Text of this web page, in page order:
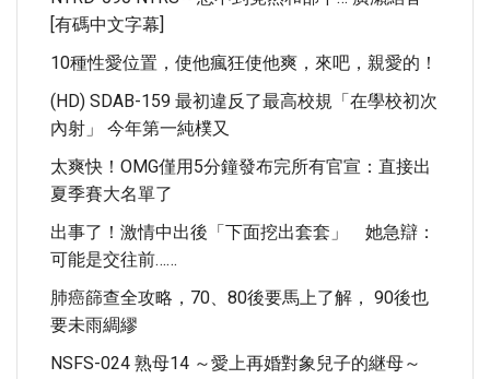
[有碼中文字幕]
10種性愛位置，使他瘋狂使他爽，來吧，親愛的！
(HD) SDAB-159 最初違反了最高校規「在學校初次
內射」 今年第一純樸又
太爽快！OMG僅用5分鐘發布完所有官宣：直接出
夏季賽大名單了
出事了！激情中出後「下面挖出套套」 她急辯：
可能是交往前……
肺癌篩查全攻略，70、80後要馬上了解， 90後也
要未雨綢繆
NSFS-024 熟母14 ～愛上再婚對象兒子的継母～